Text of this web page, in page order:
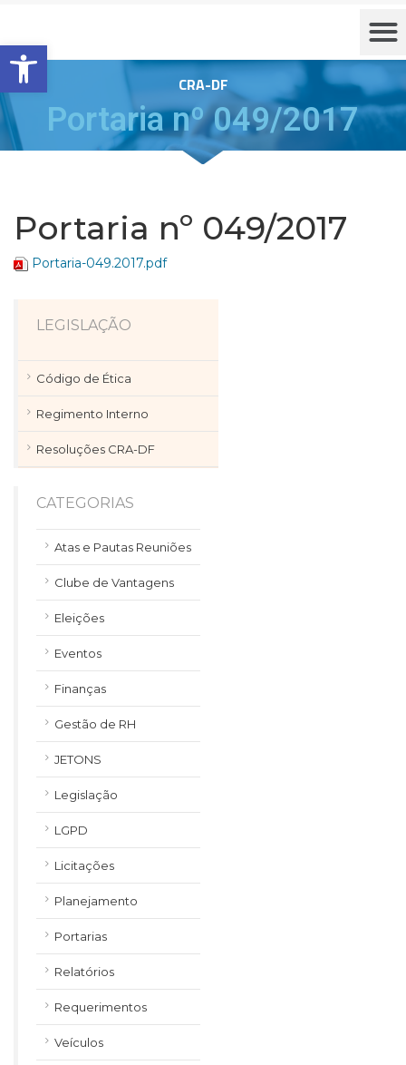
Barra de Ferramentas Aberta
CRA-DF
Portaria nº 049/2017
Portaria nº 049/2017
Portaria-049.2017.pdf
LEGISLAÇÃO
Código de Ética
Regimento Interno
Resoluções CRA-DF
CATEGORIAS
Atas e Pautas Reuniões
Clube de Vantagens
Eleições
Eventos
Finanças
Gestão de RH
JETONS
Legislação
LGPD
Licitações
Planejamento
Portarias
Relatórios
Requerimentos
Veículos